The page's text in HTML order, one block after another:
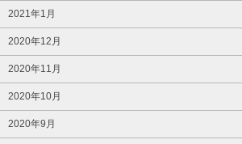
2021年1月
2020年12月
2020年11月
2020年10月
2020年9月